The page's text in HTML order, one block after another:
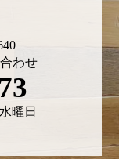
わせ
曜日